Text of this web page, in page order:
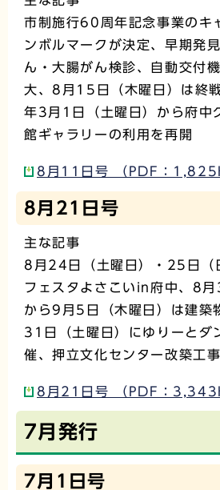
市制施行60周年記念事業のキ
ンボルマークが決定、早期発
ん・大腸がん検診、自動交付
大、8月15日（木曜日）は終
年3月1日（土曜日）から府中
館ギャラリーの利用を再開
8月11日号 （PDF：
8月21日号
主な記事
8月24日（土曜日）・25日（
フェスタよさこいin府中、8月
から9月5日（木曜日）は建築
31日（土曜日）にゆりーとダ
催、押立文化センター改築工
8月21日号 （PDF：
7月発行
7月1日号